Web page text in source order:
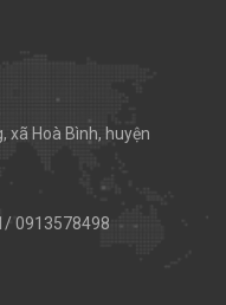
xã Hoà Bình, huyện
0913578498